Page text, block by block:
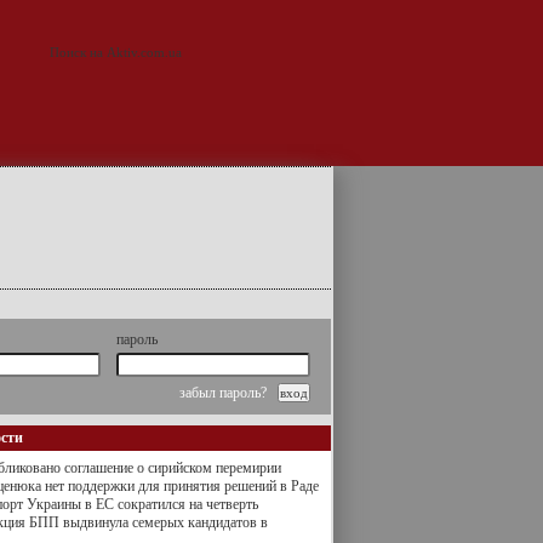
пароль
забыл пароль?
соглашение о сирийском перемирии
нет поддержки для принятия решений в Раде
Украины в ЕС сократился на четверть
БПП выдвинула семерых кандидатов в